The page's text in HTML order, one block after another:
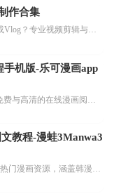
作合集
想制作出专业级的短视频或Vlog？专业视频剪辑与特效制作大全专题为你提供了从剪辑、抠像到特效包装的全套解决方案。无论是添加炫酷的片头、进行精准的视频抠图，还是制...
手机版-乐可漫画app
乐可漫画APP，堪称主打免费与高清的在线漫画阅读神器。其官方版提供海量完整版漫画资源，无论是国内漫画，还是日漫、韩漫、台漫、美漫等国外漫画，应有尽有，随时供你阅读。只需轻点一下，便能直接进入阅读界面。不仅如此，乐可漫画最新版本更新速度极快，在这里，你总能抢先看到全网一手漫画章节内容！...
教程-漫蛙3Manwa3
漫蛙MANWA3，汇聚全球热门漫画资源，涵盖韩漫、欧美漫画、国漫等多种类型，题材丰富多样，全方位满足用户阅读喜好。它不仅是阅读平台，更是创作平台，为广大用户打造零门槛创作环境。...